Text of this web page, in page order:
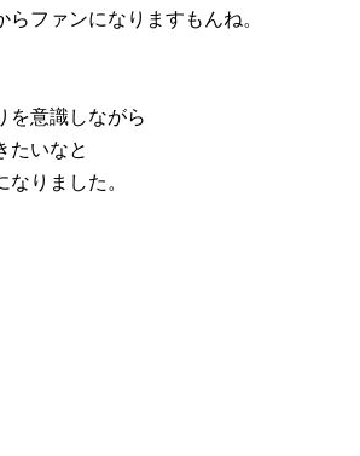
ファンになりますもんね。
を意識しながら
たいなと
りました。